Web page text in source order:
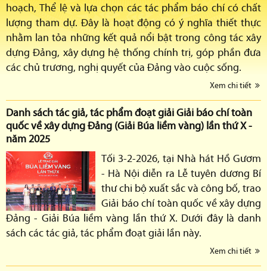
hoạch, Thể lệ và lựa chọn các tác phẩm báo chí có chất
lượng tham dự. Đây là hoạt động có ý nghĩa thiết thực
nhằm lan tỏa những kết quả nổi bật trong công tác xây
dựng Đảng, xây dựng hệ thống chính trị, góp phần đưa
các chủ trương, nghị quyết của Đảng vào cuộc sống.
Xem chi tiết
Danh sách tác giả, tác phẩm đoạt giải Giải báo chí toàn
quốc về xây dựng Đảng (Giải Búa liềm vàng) lần thứ X -
năm 2025
Tối 3-2-2026, tại Nhà hát Hồ Gươm
- Hà Nội diễn ra Lễ tuyên dương Bí
thư chi bộ xuất sắc và công bố, trao
Giải báo chí toàn quốc về xây dựng
Đảng - Giải Búa liềm vàng lần thứ X. Dưới đây là danh
sách các tác giả, tác phẩm đoạt giải lần này.
Xem chi tiết